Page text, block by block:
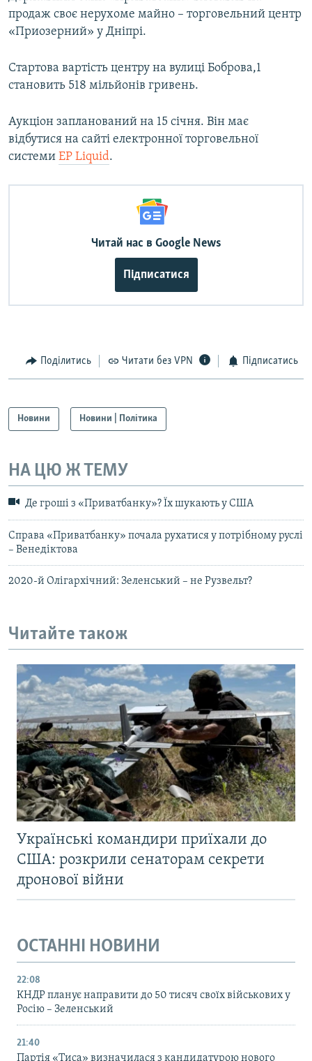
КТАТ
ДОЛУЧАЙСЯ!
Усі сайти RFE/RL
продаж своє нерухоме майно – торговельний центр
«Приозерний» у Дніпрі.
Стартова вартість центру на вулиці Боброва,1
становить 518 мільйонів гривень.
Аукціон запланований на 15 січня. Він має
відбутися на сайті електронної торговельної
системи EP Liquid.
Читай нас в Google News
Підписатися
Поділитись Читати без VPN Підписатись
Новини Новини | Політика
НА ЦЮ Ж ТЕМУ
Де гроші з «Приватбанку»? Їх шукають у США
Справа «Приватбанку» почала рухатися у потрібному руслі
– Венедіктова
2020-й Олігархічний: Зеленський – не Рузвельт?
Читайте також
Українські командири приїхали до
США: розкрили сенаторам секрети
дронової війни
ОСТАННІ НОВИНИ
22:08
КНДР планує направити до 50 тисяч своїх військових у
Росію – Зеленський
21:40
Партія «Тиса» визначилася з кандидатурою нового